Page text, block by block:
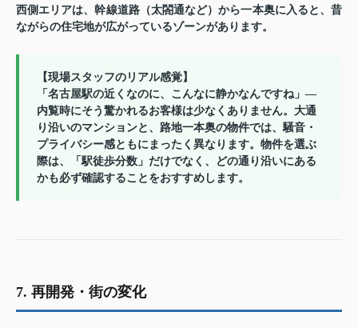
西側エリアは、幹線道路（太閤通など）から一本奥に入ると、昔
ながらの住宅地が広がっているゾーンがあります。
【現場スタッフのリアル感覚】
「名古屋駅の近くなのに、こんなに静かなんですね」—
内覧時にそう驚かれるお客様は少なくありません。大通
り沿いのマンションと、路地一本奥の物件では、騒音・
プライバシー感ともにまったく異なります。物件を選ぶ
際は、
「駅徒歩分数」だけでなく、どの通り沿いにある
かも必ず確認することをおすすめします。
7. 再開発・街の変化